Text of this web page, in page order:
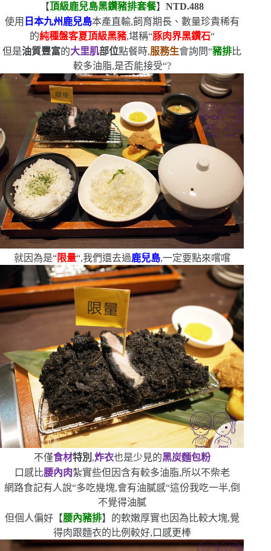
【頂級鹿兒島黑鑽豬排套餐】NTD.488
使用 日本九州鹿兒島本產直輸,飼育期長、數量珍貴稀有
的純種盤客夏頂級黑豬,堪稱“豚肉界黑鑽石“
但是油質豐富的大里肌部位點餐時,服務生會詢問“豬排比
較多油脂,是否能接受“?
就因為是“限量“,我們還去過鹿兒島,一定要點來嚐嚐
不僅食材特別 ,炸衣也是少見的黑炭麵包粉
口感比腰內肉紮實些但因含有較多油脂,所以不柴老
網路食記有人說“多吃幾塊,會有油膩感“這份我吃一半,倒
不覺得油膩
但個人偏好【腰內豬排】的軟嫩厚實也因為比較大塊,覺
得肉跟麵衣的比例較好,口感更棒